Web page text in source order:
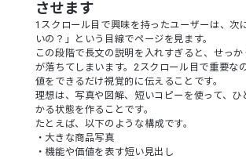
させます
1スクロール目で興味を持ったユーザーは、次
いの？」という目線でページを見ます。
この段階で長文の説明を入れすぎると、せっ
が落ちてしまいます。2スクロール目で重要な
値をできるだけ視覚的に伝えることです。
理想は、写真や図解、短いコピーを使って、ひ
かる状態を作ることです。
たとえば、以下のような構成です。
・大きな商品写真
・機能や価値を表す短い見出し